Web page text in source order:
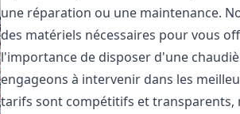
une réparation ou une maintenance.
des matériels nécessaires pour vous
l'importance de disposer d'une
engageons à intervenir dans les
tarifs sont compétitifs et transparents,